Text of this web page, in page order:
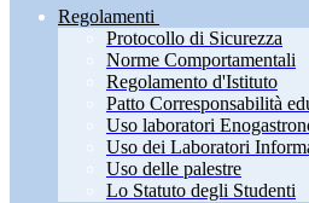
Regolamenti
Protocollo di Sicurezza
Norme Comportamentali
Regolamento d'Istituto
Patto Corresponsabilità
Uso laboratori
Uso dei Laboratori
Uso delle palestre
Lo Statuto degli Studenti